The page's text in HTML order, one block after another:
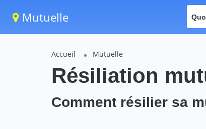
Mutuelle
Accueil Mutuelle
Résiliation
Comment résilier sa